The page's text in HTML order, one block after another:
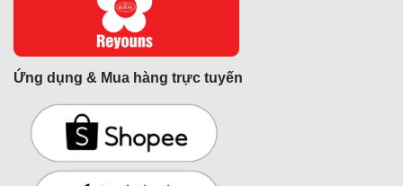
Ứng dụng & Mua hàng trực tuyến